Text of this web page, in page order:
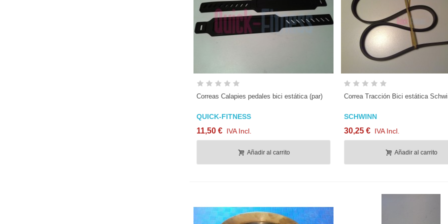
Correas Calapies pedales bici estática (par)
QUICK-FITNESS
11,50 € IVA Incl.
Añadir al carrito
Correa Tracción Bici estática
SCHWINN
30,25 € IVA Incl.
Añadir al carrito